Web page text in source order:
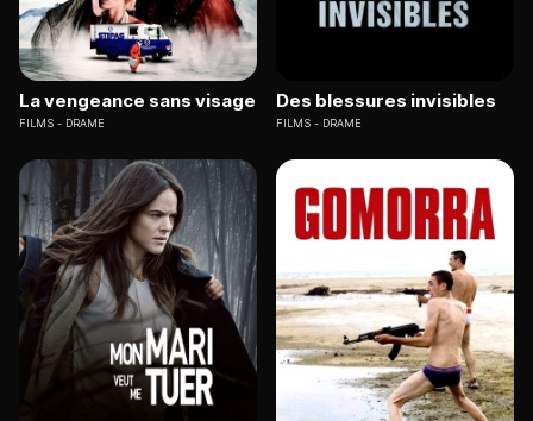
La vengeance sans visage
FILMS DRAME
Des blessures invisibles
FILMS DRAME